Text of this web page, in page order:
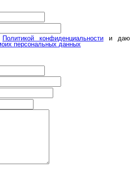
Политикой конфиденциальности и даю
персональных данных